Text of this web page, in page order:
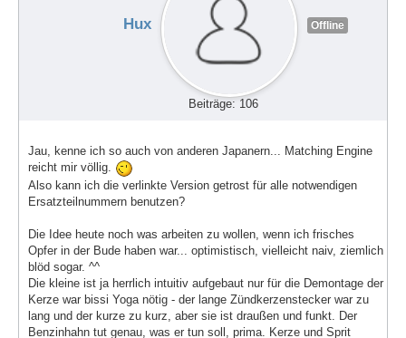
Hux Offline
Beiträge: 106
Jau, kenne ich so auch von anderen Japanern... Matching Engine
reicht mir völlig.
Also kann ich die verlinkte Version getrost für alle notwendigen
Ersatzteilnummern benutzen?
Die Idee heute noch was arbeiten zu wollen, wenn ich frisches
Opfer in der Bude haben war... optimistisch, vielleicht naiv, ziemlich
blöd sogar. ^^
Die kleine ist ja herrlich intuitiv aufgebaut nur für die Demontage der
Kerze war bissi Yoga nötig - der lange Zündkerzenstecker war zu
lang und der kurze zu kurz, aber sie ist draußen und funkt. Der
Benzinhahn tut genau, was er tun soll, prima. Kerze und Sprit